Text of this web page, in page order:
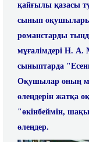
қайғылы қазасы
сынып оқушылары
романстарды
мұғалімдері Н. А.
сыныптарда
Оқушылар оның
өлеңдерін жатқа
"өкінбеймін,
өлеңдер.